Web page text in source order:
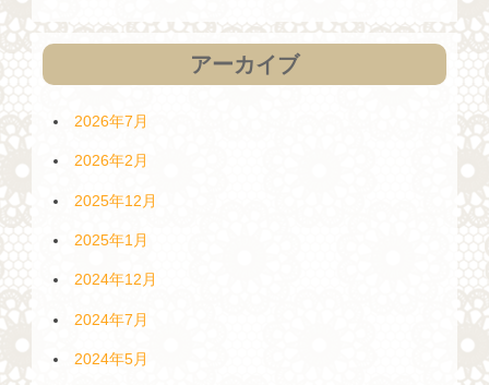
アーカイブ
2026年7月
2026年2月
2025年12月
2025年1月
2024年12月
2024年7月
2024年5月